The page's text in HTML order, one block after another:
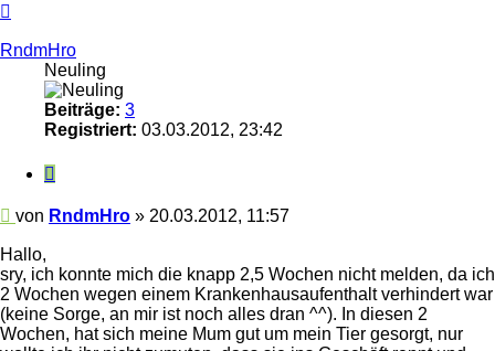
RndmHro
Neuling
Beiträge: 3
Registriert: 03.03.2012, 23:42
Zitieren
Beitrag
von RndmHro » 20.03.2012, 11:57
Hallo,
sry, ich konnte mich die knapp 2,5 Wochen nicht melden, da ich
2 Wochen wegen einem Krankenhausaufenthalt verhindert war
(keine Sorge, an mir ist noch alles dran ^^). In diesen 2
Wochen, hat sich meine Mum gut um mein Tier gesorgt, nur